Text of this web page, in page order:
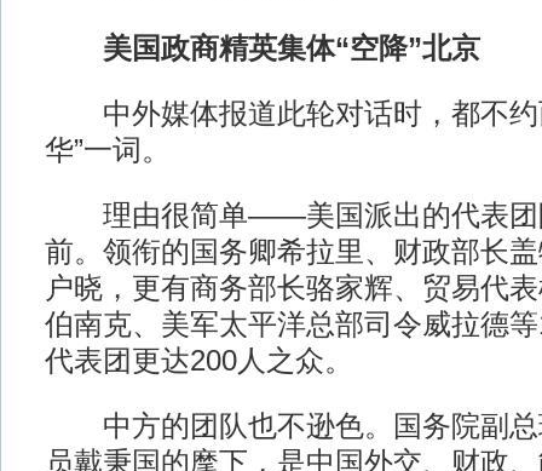
美国政商精英集体“空降”北京
中外媒体报道此轮对话时，都不约
华”一词。
理由很简单——美国派出的代表团
前。领衔的国务卿希拉里、财政部长
户晓，更有商务部长骆家辉、贸易代
伯南克、美军太平洋总部司令威拉德
代表团更达200人之众。
中方的团队也不逊色。国务院副总
员戴秉国的麾下，是中国外交、财政